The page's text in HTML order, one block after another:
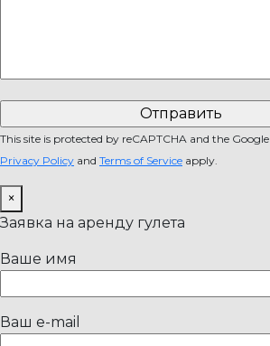
This site is protected by reCAPTCHA and the Google
Privacy Policy and Terms of Service apply.
×
Заявка на аренду гулета
Ваше имя
Ваш e-mail